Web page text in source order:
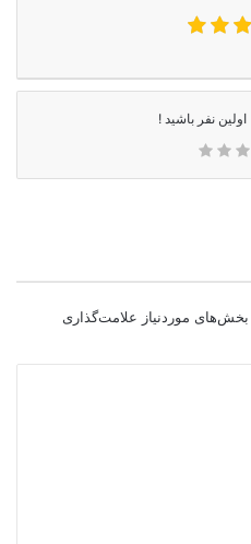
اولین نفر باشید !
بخش‌های موردنیاز علامت‌گذاری